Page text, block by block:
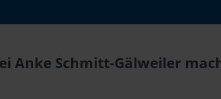
Anke Schmitt-Gälweiler